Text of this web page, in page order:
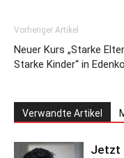
Vorheriger Artikel
Neuer Kurs „Starke
Starke Kinder“ in
Verwandte Artikel
Jetzt